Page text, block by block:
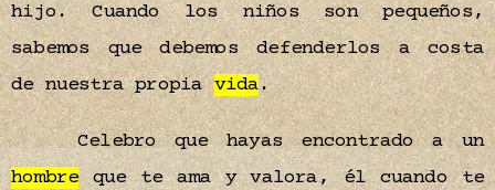
hijo. Cuando los niños son pequeños,
sabemos que debemos defenderlos a costa
de nuestra propiavida.
Celebro que hayas encontrado a un
hombreque te ama y valora, él cuando te